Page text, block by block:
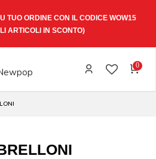
SPEDIZIONE ESPRESSA 1-3
0